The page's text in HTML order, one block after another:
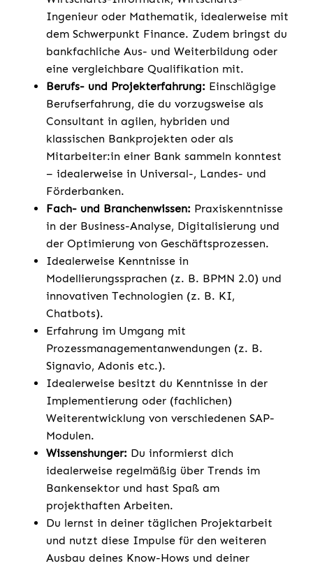
Ingenieur oder Mathematik, idealerweise mit
dem Schwerpunkt Finance. Zudem bringst du
bankfachliche Aus- und Weiterbildung oder
eine vergleichbare Qualifikation mit.
Berufs- und Projekterfahrung: Einschlägige
Berufserfahrung, die du vorzugsweise als
Consultant in agilen, hybriden und
klassischen Bankprojekten oder als
Mitarbeiter:in einer Bank sammeln konntest
– idealerweise in Universal-, Landes- und
Förderbanken.
Fach- und Branchenwissen: Praxiskenntnisse
in der Business-Analyse, Digitalisierung und
der Optimierung von Geschäftsprozessen.
Idealerweise Kenntnisse in
Modellierungssprachen (z. B. BPMN 2.0) und
innovativen Technologien (z. B. KI,
Chatbots).
Erfahrung im Umgang mit
Prozessmanagementanwendungen (z. B.
Signavio, Adonis etc.).
Idealerweise besitzt du Kenntnisse in der
Implementierung oder (fachlichen)
Weiterentwicklung von verschiedenen SAP-
Modulen.
Wissenshunger: Du informierst dich
idealerweise regelmäßig über Trends im
Bankensektor und hast Spaß am
projekthaften Arbeiten.
Du lernst in deiner täglichen Projektarbeit
und nutzt diese Impulse für den weiteren
Ausbau deines Know-Hows und deiner